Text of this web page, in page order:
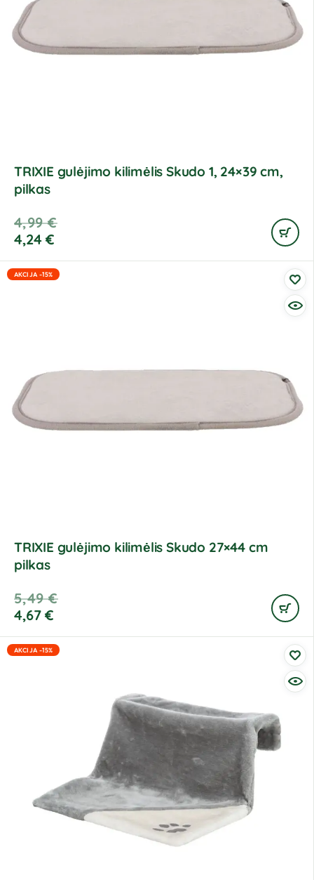
TRIXIE gulėjimo kilimėlis Skudo 1, 24×39 cm,
pilkas
4,99€
4,24 €
AKCIJA -15%
TRIXIE gulėjimo kilimėlis Skudo 27×44 cm
pilkas
5,49€
4,67 €
AKCIJA -15%